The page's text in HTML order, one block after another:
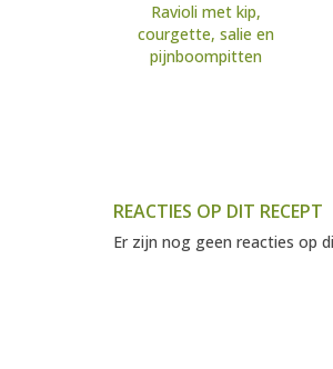
Ravioli met kip,
courgette, salie en
pijnboompitten
REACTIES OP DIT RECEPT
Er zijn nog geen reacties op